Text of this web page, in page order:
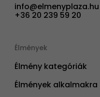
info@elmenyplaza.hu
+36 20 239 59 20
Élmények
Élmény kategóriák
Élmények alkalmakra